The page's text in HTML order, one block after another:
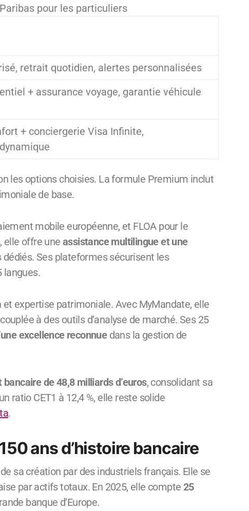
pour les particuliers
retrait quotidien, alertes personnalisées
+ assurance voyage, garantie véhicule
+ conciergerie Visa Infinite,
de base.
mobile européenne, et FLOA pour le
elle offre une assistance multilingue et une
Ses plateformes sécurisent les
langues.
expertise patrimoniale. Avec MyMandate, elle
à des outils d’analyse de marché. Ses 25
excellence reconnuedans la gestion de
de 48,8 milliards d’euros, consolidant sa
ratio CET1 à 12,4 %, elle reste solide
.
ans d’histoire bancaire
sa création par des industriels français. Elle se
par actifs totaux. En 2025, elle compte 25
banque d’Europe.